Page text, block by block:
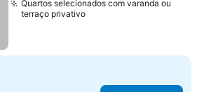
Quartos selecionados com varanda ou
terraço privativo